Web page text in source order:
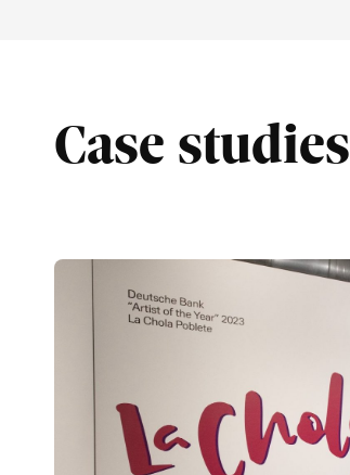
Case studies